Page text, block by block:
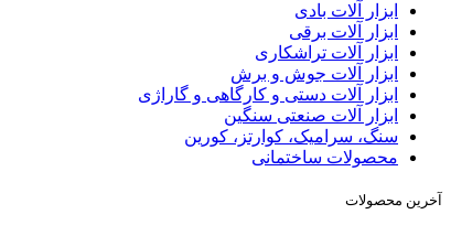
ابزار آلات بادی
ابزار آلات برقی
ابزار آلات تراشکاری
ابزار آلات جوش و برش
ابزار آلات دستی و کارگاهی و گاراژی
ابزار آلات صنعتی سنگین
سنگ، سرامیک، کوارتز، کورین
محصولات ساختمانی
آخرین محصولات